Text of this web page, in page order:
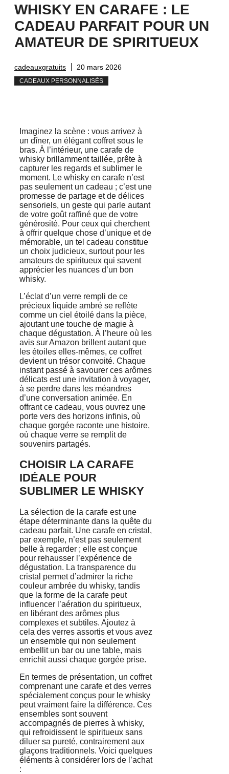
WHISKY EN CARAFE : LE
CADEAU PARFAIT POUR UN
AMATEUR DE SPIRITUEUX
cadeauxgratuits 20 mars 2026
CADEAUX PERSONNALISÉS
Imaginez la scène : vous arrivez à
un dîner, un élégant coffret sous le
bras. À l’intérieur, une carafe de
whisky brillamment taillée, prête à
capturer les regards et sublimer le
moment. Le whisky en carafe n’est
pas seulement un cadeau ; c’est une
promesse de partage et de délices
sensoriels, un geste qui parle autant
de votre goût raffiné que de votre
générosité. Pour ceux qui cherchent
à offrir quelque chose d’unique et de
mémorable, un tel cadeau constitue
un choix judicieux, surtout pour les
amateurs de spiritueux qui savent
apprécier les nuances d’un bon
whisky.
L’éclat d’un verre rempli de ce
précieux liquide ambré se reflète
comme un ciel étoilé dans la pièce,
ajoutant une touche de magie à
chaque dégustation. À l’heure où les
avis sur Amazon brillent autant que
les étoiles elles-mêmes, ce coffret
devient un trésor convoité. Chaque
instant passé à savourer ces arômes
délicats est une invitation à voyager,
à se perdre dans les méandres
d’une conversation animée. En
offrant ce cadeau, vous ouvrez une
porte vers des horizons infinis, où
chaque gorgée raconte une histoire,
où chaque verre se remplit de
souvenirs partagés.
CHOISIR LA CARAFE
IDÉALE POUR
SUBLIMER LE WHISKY
La sélection de la carafe est une
étape déterminante dans la quête du
cadeau parfait. Une carafe en cristal,
par exemple, n’est pas seulement
belle à regarder ; elle est conçue
pour rehausser l’expérience de
dégustation. La transparence du
cristal permet d’admirer la riche
couleur ambrée du whisky, tandis
que la forme de la carafe peut
influencer l’aération du spiritueux,
en libérant des arômes plus
complexes et subtiles. Ajoutez à
cela des verres assortis et vous avez
un ensemble qui non seulement
embellit un bar ou une table, mais
enrichit aussi chaque gorgée prise.
En termes de présentation, un coffret
comprenant une carafe et des verres
spécialement conçus pour le whisky
peut vraiment faire la différence. Ces
ensembles sont souvent
accompagnés de pierres à whisky,
qui refroidissent le spiritueux sans
diluer sa pureté, contrairement aux
glaçons traditionnels. Voici quelques
éléments à considérer lors de l’achat
: